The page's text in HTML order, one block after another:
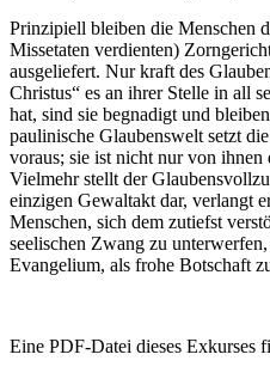
Prinzipiell bleiben die Menschen
Missetaten verdienten)
ausgeliefert. Nur kraft des
Christus“ es an ihrer Stelle in all
hat, sind sie begnadigt und
paulinische Glaubenswelt setzt
voraus; sie ist nicht nur von ihnen
Vielmehr stellt der
einzigen Gewaltakt dar, verlangt
Menschen, sich dem zutiefst
seelischen Zwang zu
Evangelium, als frohe Botschaft
Eine PDF-Datei dieses Exkurses